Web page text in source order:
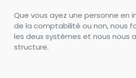
Que vous ayez une personne en
de la comptabilité ou non, nous
les deux systèmes et nous nous
structure.